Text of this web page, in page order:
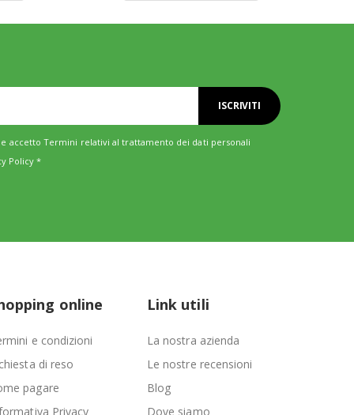
ISCRIVITI
accetto Termini relativi al trattamento dei dati personali
Policy *
online
e condizioni
di reso
pagare
Privacy
Link utili
La nostra azienda
Le nostre recensioni
Blog
Dove siamo